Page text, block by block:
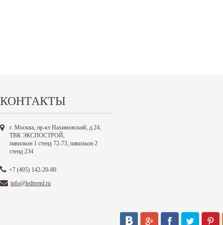
КОНТАКТЫ
г. Москва, пр-кт Нахимовский, д.24,
ТВК ЭКСПОСТРОЙ,
павильон 1 стенд 72-73, павильон 2
стенд 234
+7 (495) 142-20-80
info@ledtrend.ru